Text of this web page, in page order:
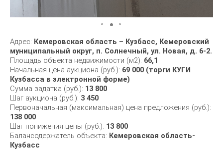
Адрес: Кемеровская область – Кузбасс, Кемеровский
муниципальный округ, п. Солнечный, ул. Новая, д. 6-2.
Площадь объекта недвижимости (м2): 66,1
Начальная цена аукциона (руб.): 69 000 (торги КУГИ
Кузбасса в электронной форме)
Сумма задатка (руб.): 13 800
Шаг аукциона (руб.): 3 450
Первоначальная (максимальная) цена предложения (руб.):
138 000
Шаг понижения цены (руб.): 13 800
Балансодержатель объекта: Кемеровская область-
Кузбасс